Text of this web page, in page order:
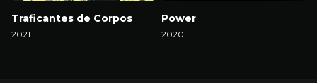
Traficantes de Corpos
2021
Power
2020